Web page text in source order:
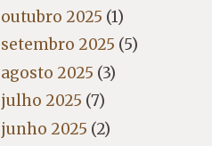
outubro 2025 (1)
setembro 2025 (5)
agosto 2025 (3)
julho 2025 (7)
junho 2025 (2)